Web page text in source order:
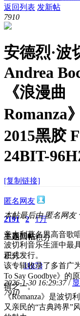
返回列表 发新帖
7910
安德烈·波
Andrea
《浪漫曲
Romanza
2015黑胶
24BIT-
[复制链接]
匿名网友
2191
主题
2
回帖
1万
积分
积分
11873
2026-1-30 16:29:37 /
7910
本帖最后由 匿名网友
意大利著名男高音歌
波切利音乐生涯中最
正式发行。
该专辑收录了多首广
To Say Goodbye》的
辑之一。
《Romanza》是波切
又亲民的“古典跨界”